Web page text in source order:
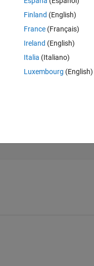
labdaw] ;
Finland (English)
France (Français)
Ireland (English)
Italia (Italiano)
Luxembourg (English)